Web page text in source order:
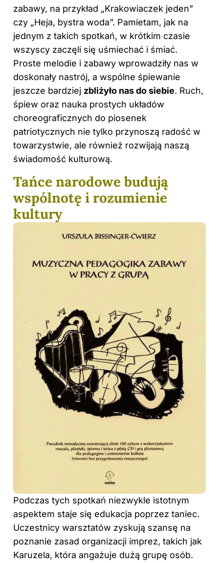
zabawy, na przykład „Krakowiaczek jeden”
czy „Heja, bystra woda”. Pamietam, jak na
jednym z takich spotkań, w krótkim czasie
wszyscy zaczęli się uśmiechać i śmiać.
Proste melodie i zabawy wprowadziły nas w
doskonały nastrój, a wspólne śpiewanie
jeszcze bardziej zbliżyło nas do siebie. Ruch,
śpiew oraz nauka prostych układów
choreograficznych do piosenek
patriotycznych nie tylko przynoszą radość w
towarzystwie, ale również rozwijają naszą
świadomość kulturową.
Tańce narodowe budują
wspólnotę i rozumienie
kultury
Podczas tych spotkań niezwykle istotnym
aspektem staje się edukacja poprzez taniec.
Uczestnicy warsztatów zyskują szansę na
poznanie zasad organizacji imprez, takich jak
Karuzela, która angażuje dużą grupę osób.